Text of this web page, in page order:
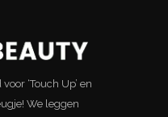
‘Touch Up’ en
We leggen